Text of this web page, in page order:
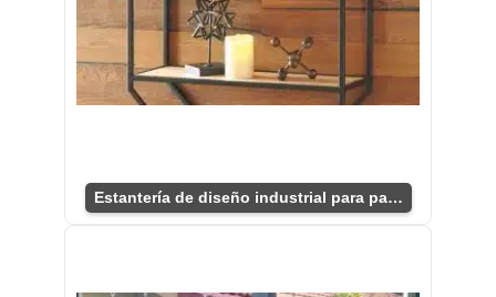
Estantería de diseño industrial para pared